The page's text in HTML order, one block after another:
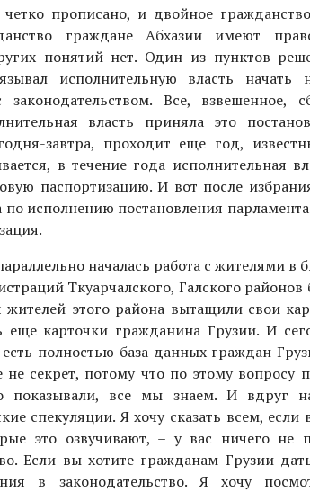
прописано, и двойное
граждане Абхазии имеют
понятий нет. Один из пунктов
исполнительную власть
законодательством. Все, взвешенное,
власть приняла это
завтра, проходит еще год,
в течение года исполнительная
паспортизацию. И вот после
по исполнению постановления
началась работа с жителями в
Ткуарчалского, Галского
жителей этого района вытащили свои
еще карточки гражданина Грузии. И
есть полностью база данных граждан
не секрет, потому что по этому вопросу
все мы знаем. И вдруг
спекуляции. Я хочу сказать всем,
это озвучивают, – у вас ничего не
Если вы хотите гражданам Грузии
в законодательство. Я хочу